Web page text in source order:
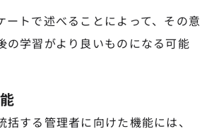
ートで述べることによって、その意
の学習がより良いものになる可能
する管理者に向けた機能には、